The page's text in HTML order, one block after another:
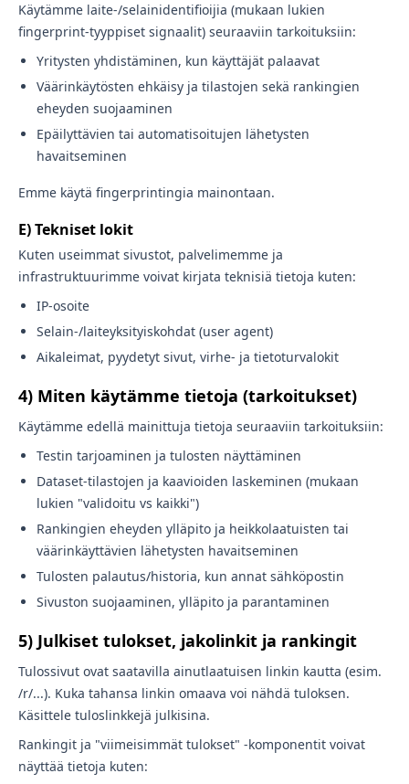
Käytämme laite-/selainidentifioijia (mukaan lukien
fingerprint-tyyppiset signaalit) seuraaviin tarkoituksiin:
Yritysten yhdistäminen, kun käyttäjät palaavat
Väärinkäytösten ehkäisy ja tilastojen sekä rankingien
eheyden suojaaminen
Epäilyttävien tai automatisoitujen lähetysten
havaitseminen
Emme käytä fingerprintingia mainontaan.
E) Tekniset lokit
Kuten useimmat sivustot, palvelimemme ja
infrastruktuurimme voivat kirjata teknisiä tietoja kuten:
IP-osoite
Selain-/laiteyksityiskohdat (user agent)
Aikaleimat, pyydetyt sivut, virhe- ja tietoturvalokit
4) Miten käytämme tietoja (tarkoitukset)
Käytämme edellä mainittuja tietoja seuraaviin tarkoituksiin:
Testin tarjoaminen ja tulosten näyttäminen
Dataset-tilastojen ja kaavioiden laskeminen (mukaan
lukien "validoitu vs kaikki")
Rankingien eheyden ylläpito ja heikkolaatuisten tai
väärinkäyttävien lähetysten havaitseminen
Tulosten palautus/historia, kun annat sähköpostin
Sivuston suojaaminen, ylläpito ja parantaminen
5) Julkiset tulokset, jakolinkit ja rankingit
Tulossivut ovat saatavilla ainutlaatuisen linkin kautta (esim.
/r/...). Kuka tahansa linkin omaava voi nähdä tuloksen.
Käsittele tuloslinkkejä julkisina.
Rankingit ja "viimeisimmät tulokset" -komponentit voivat
näyttää tietoja kuten: